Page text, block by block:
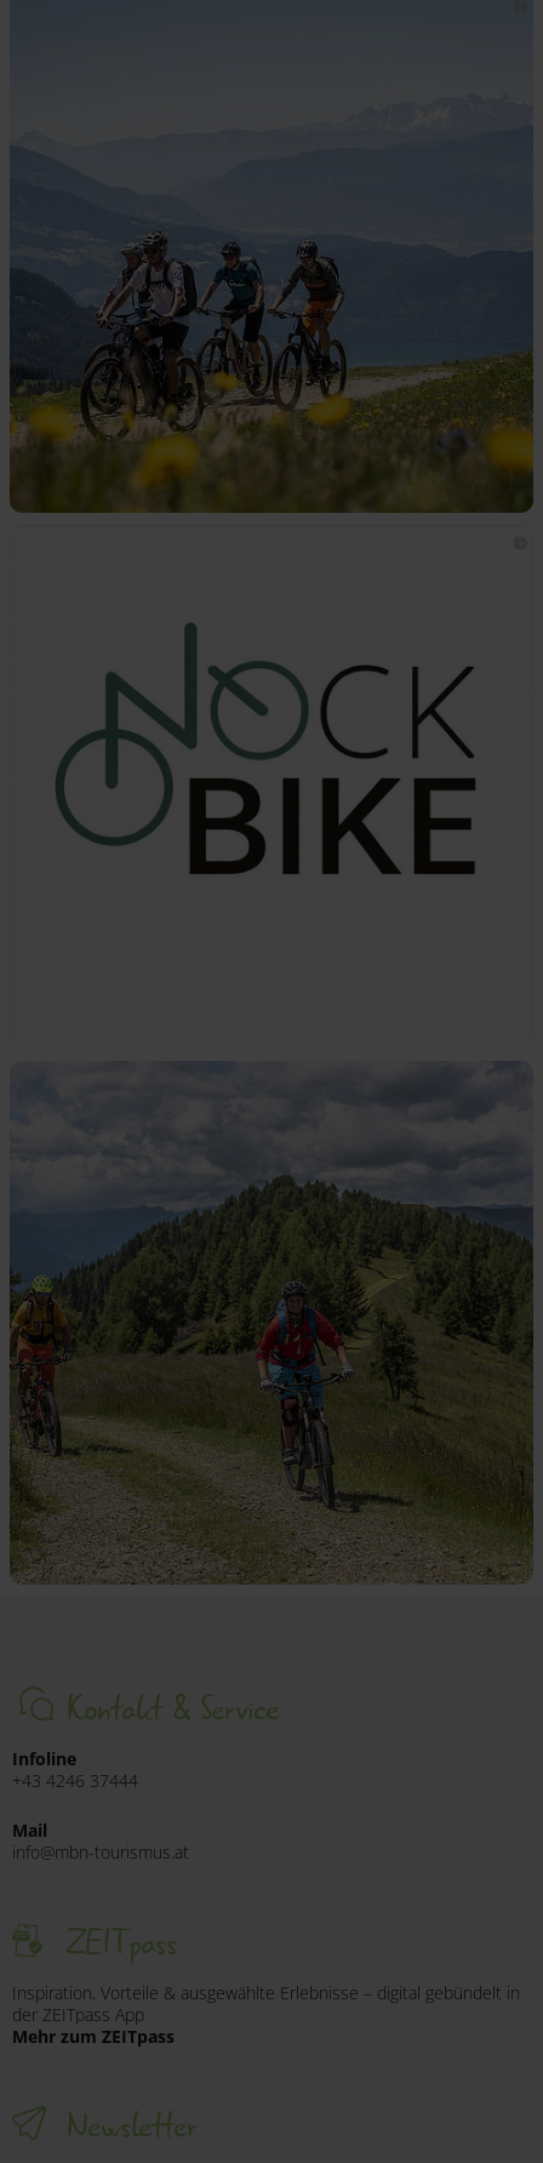
Kontakt & Service
Infoline
+43 4246 37444
Mail
info@mbn-tourismus.at
ZEITpass
Inspiration, Vorteile & ausgewählte Erlebnisse – digital gebündelt in
der ZEITpass App
Mehr zum ZEITpass
Newsletter